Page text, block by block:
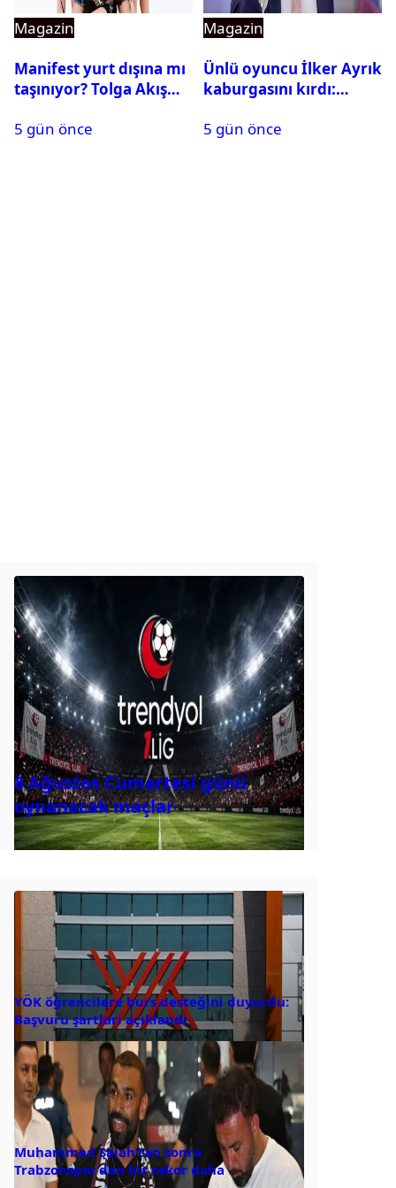
Magazin
Manifest yurt dışına mı
taşınıyor? Tolga Akış
5 gün önce
Magazin
Ünlü oyuncu İlker Ayrık
kaburgasını kırdı:
5 gün önce
8 Ağustos Cumartesi günü
oynanacak maçlar
YÖK öğrencilere burs desteğini duyurdu:
Başvuru şartları açıklandı
Muhammed Salah’tan sonra
Trabzonspor’dan bir rekor daha